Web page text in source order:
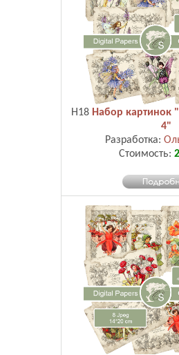
H18 Набор картинок
4"
Разработка:
Стоимость: